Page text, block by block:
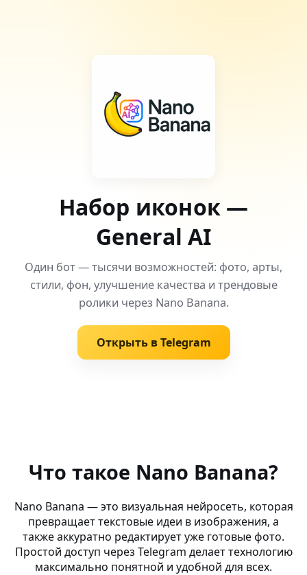
Набор иконок —
General AI
Один бот — тысячи возможностей: фото, арты,
стили, фон, улучшение качества и трендовые
ролики через Nano Banana.
Открыть в Telegram
Кино качество (Nano Banana Фото-приложение) —
Апскейл фото (управление взглядом) — сгенерируй
AI комикс-арт (ПК) — как сделать трендовое видео
Что такое Nano Banana?
Nano Banana — это визуальная нейросеть, которая
превращает текстовые идеи в изображения, а
также аккуратно редактирует уже готовые фото.
Простой доступ через Telegram делает технологию
максимально понятной и удобной для всех.